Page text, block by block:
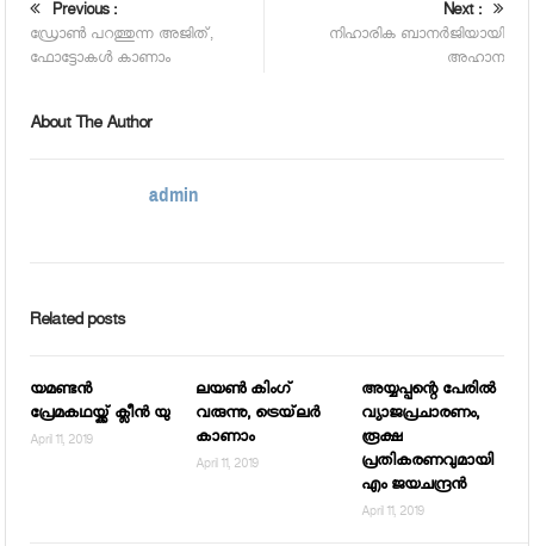
Previous :
ഡ്രോണ്‍ പറത്തുന്ന അജിത്,
ഫോട്ടോകള്‍ കാണാം
Next :
നിഹാരിക ബാനര്‍ജിയായി
അഹാന
About The Author
admin
Related posts
യമണ്ടന്‍
പ്രേമകഥയ്ക്ക് ക്ലീന്‍ യു
April 11, 2019
ലയണ്‍ കിംഗ്
വരുന്നു, ട്രെയ്‌ലര്‍
കാണാം
April 11, 2019
അയ്യപ്പന്റെ പേരില്‍
വ്യാജപ്രചാരണം,
രൂക്ഷ
പ്രതികരണവുമായി
എം ജയചന്ദ്രന്‍
April 11, 2019